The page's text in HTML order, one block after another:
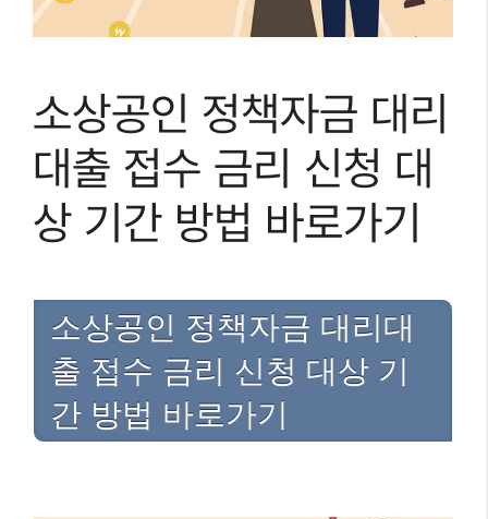
소상공인 정책자금 대리
대출 접수 금리 신청 대
상 기간 방법 바로가기
소상공인 정책자금 대리대
출 접수 금리 신청 대상 기
간 방법 바로가기